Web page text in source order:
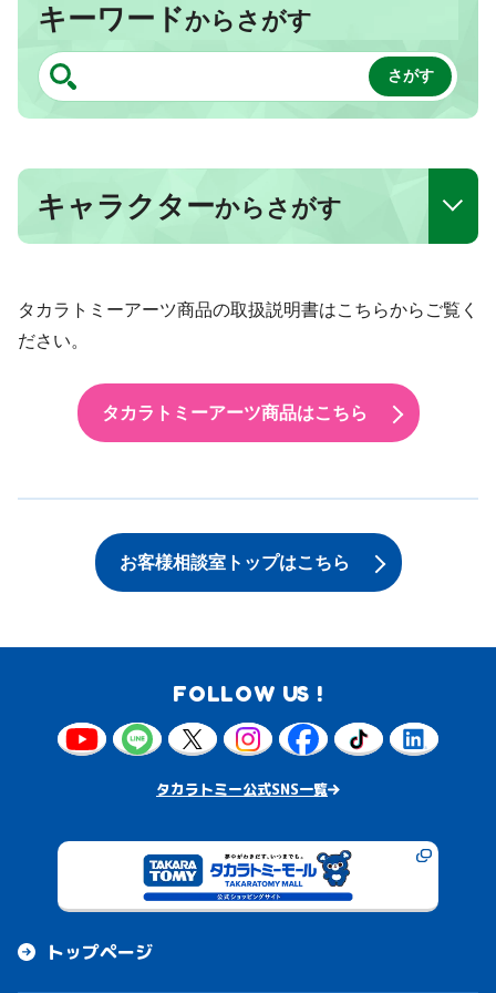
キーワードからさがす
キャラクターからさがす
タカラトミーアーツ商品の取扱説明書はこちらからご覧く
ださい。
タカラトミーアーツ商品はこちら
お客様相談室トップはこちら
FOLLOW US !
タカラトミー公式SNS一覧
トップページ